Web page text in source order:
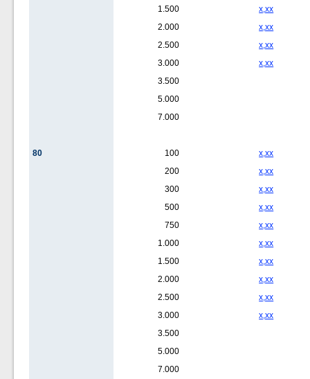
1.500
x,xx
2.000
x,xx
2.500
x,xx
3.000
x,xx
3.500
5.000
7.000
80 100
x,xx
200
x,xx
300
x,xx
500
x,xx
750
x,xx
1.000
x,xx
1.500
x,xx
2.000
x,xx
2.500
x,xx
3.000
x,xx
3.500
5.000
7.000